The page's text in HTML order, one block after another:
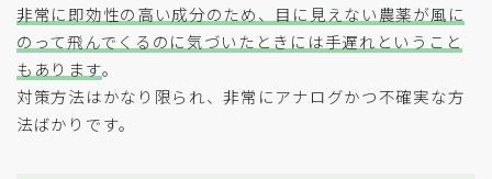
非常に即効性の高い成分のため、目に見えない農薬が風に
のって飛んでくるのに気づいたときには手遅れということ
もあります。
対策方法はかなり限られ、非常にアナログかつ不確実な方
法ばかりです。